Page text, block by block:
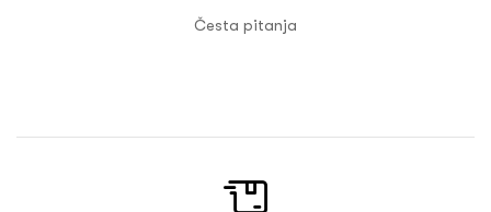
Česta pitanja